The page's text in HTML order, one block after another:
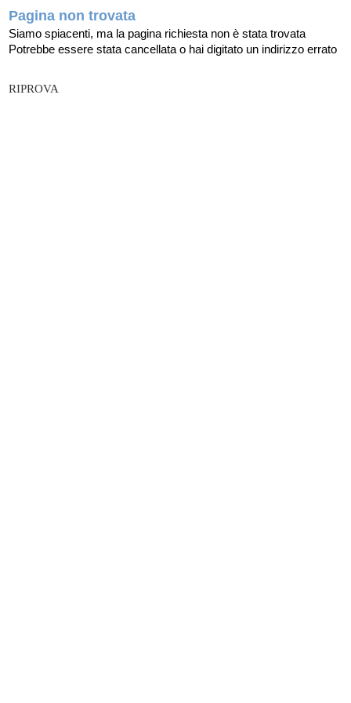
Pagina non trovata
Siamo spiacenti, ma la pagina richiesta non è stata trovata
Potrebbe essere stata cancellata o hai digitato un indirizzo errato
RIPROVA